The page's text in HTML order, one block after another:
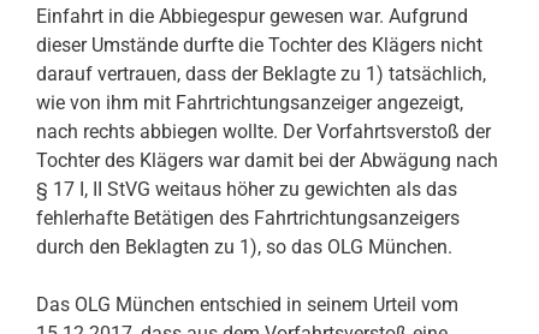
Einfahrt in die Abbiegespur gewesen war. Aufgrund
dieser Umstände durfte die Tochter des Klägers nicht
darauf vertrauen, dass der Beklagte zu 1) tatsächlich,
wie von ihm mit Fahrtrichtungsanzeiger angezeigt,
nach rechts abbiegen wollte. Der Vorfahrtsverstoß der
Tochter des Klägers war damit bei der Abwägung nach
§ 17 I, II StVG weitaus höher zu gewichten als das
fehlerhafte Betätigen des Fahrtrichtungsanzeigers
durch den Beklagten zu 1), so das OLG München.
Das OLG München entschied in seinem Urteil vom